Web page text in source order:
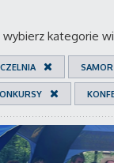
wybierz kategorie